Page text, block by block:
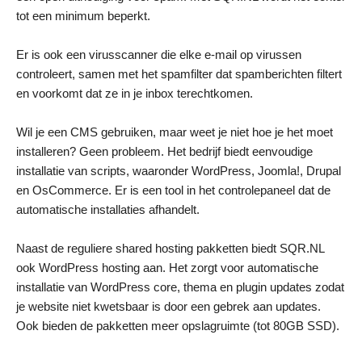
tot een minimum beperkt.
Er is ook een virusscanner die elke e-mail op virussen
controleert, samen met het spamfilter dat spamberichten filtert
en voorkomt dat ze in je inbox terechtkomen.
Wil je een CMS gebruiken, maar weet je niet hoe je het moet
installeren? Geen probleem. Het bedrijf biedt eenvoudige
installatie van scripts, waaronder WordPress, Joomla!, Drupal
en OsCommerce. Er is een tool in het controlepaneel dat de
automatische installaties afhandelt.
Naast de reguliere shared hosting pakketten biedt SQR.NL
ook WordPress hosting aan. Het zorgt voor automatische
installatie van WordPress core, thema en plugin updates zodat
je website niet kwetsbaar is door een gebrek aan updates.
Ook bieden de pakketten meer opslagruimte (tot 80GB SSD).